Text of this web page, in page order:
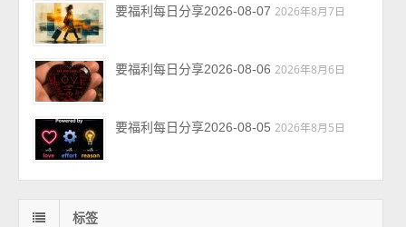
要福利每日分享2026-08-07 2026年8月7日
要福利每日分享2026-08-06 2026年8月6日
要福利每日分享2026-08-05 2026年8月5日
标签